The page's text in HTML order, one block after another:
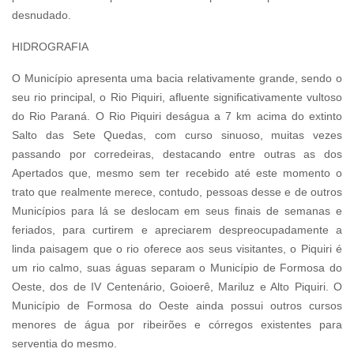
desnudado.
HIDROGRAFIA
O Município apresenta uma bacia relativamente grande, sendo o
seu rio principal, o Rio Piquiri, afluente significativamente vultoso
do Rio Paraná. O Rio Piquiri deságua a 7 km acima do extinto
Salto das Sete Quedas, com curso sinuoso, muitas vezes
passando por corredeiras, destacando entre outras as dos
Apertados que, mesmo sem ter recebido até este momento o
trato que realmente merece, contudo, pessoas desse e de outros
Municípios para lá se deslocam em seus finais de semanas e
feriados, para curtirem e apreciarem despreocupadamente a
linda paisagem que o rio oferece aos seus visitantes, o Piquiri é
um rio calmo, suas águas separam o Município de Formosa do
Oeste, dos de IV Centenário, Goioerê, Mariluz e Alto Piquiri. O
Município de Formosa do Oeste ainda possui outros cursos
menores de água por ribeirões e córregos existentes para
serventia do mesmo.